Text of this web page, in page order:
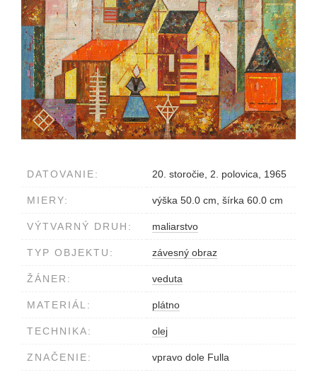
DATOVANIE: 20. storočie, 2. polovica, 1965
MIERY: výška 50.0 cm, šírka 60.0 cm
VÝTVARNÝ DRUH: maliarstvo
TYP OBJEKTU: závesný obraz
ŽÁNER: veduta
MATERIÁL: plátno
TECHNIKA: olej
ZNAČENIE: vpravo dole Fulla